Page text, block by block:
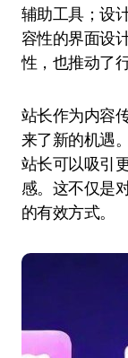
辅助工具；设
容性的界面设
性，也推动了
站长作为内容
来了新的机遇
站长可以吸引
感。这不仅是
的有效方式。